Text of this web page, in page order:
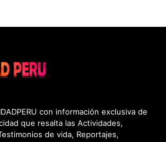
con información exclusiva de
que resalta las Actividades,
de vida, Reportajes,